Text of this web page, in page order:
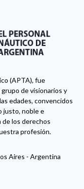
(APTA), fue
de visionarios y
edades, convencidos
justo, noble e
de los derechos
profesión.
Aires - Argentina